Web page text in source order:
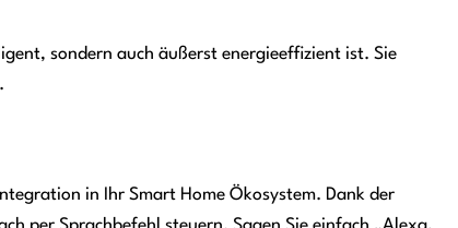
sondern auch äußerst energieeffizient ist. Sie
in Ihr Smart Home Ökosystem. Dank der